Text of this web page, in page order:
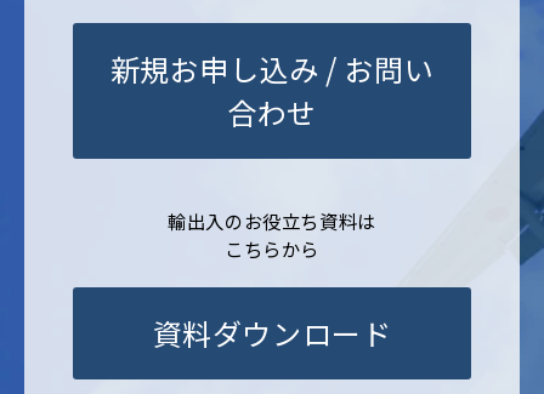
新規お申し込み / お問い
合わせ
輸出入のお役立ち資料は
こちらから
資料ダウンロード